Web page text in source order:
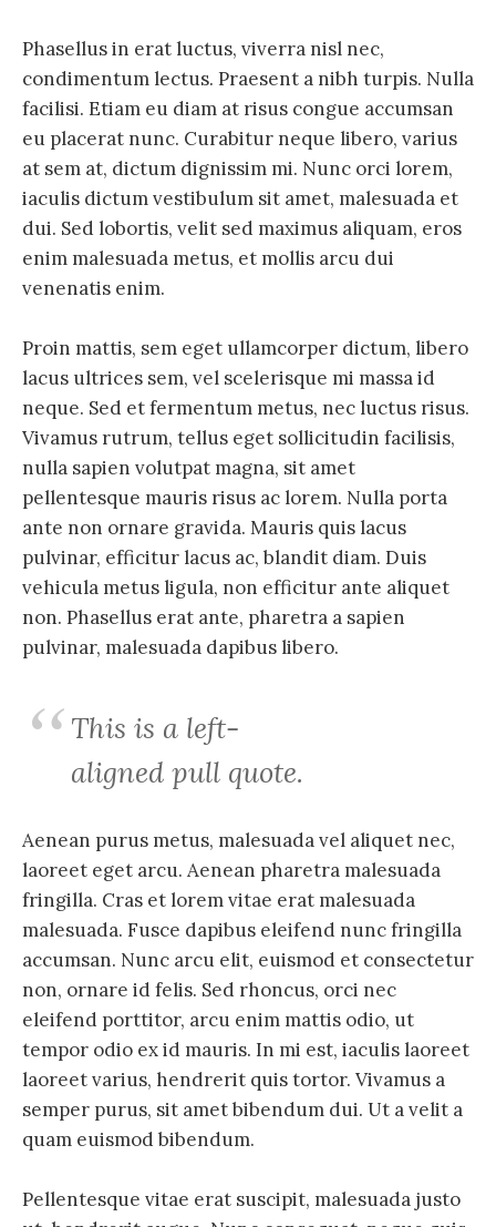
Phasellus in erat luctus, viverra nisl nec,
condimentum lectus. Praesent a nibh turpis. Nulla
facilisi. Etiam eu diam at risus congue accumsan
eu placerat nunc. Curabitur neque libero, varius
at sem at, dictum dignissim mi. Nunc orci lorem,
iaculis dictum vestibulum sit amet, malesuada et
dui. Sed lobortis, velit sed maximus aliquam, eros
enim malesuada metus, et mollis arcu dui
venenatis enim.
Proin mattis, sem eget ullamcorper dictum, libero
lacus ultrices sem, vel scelerisque mi massa id
neque. Sed et fermentum metus, nec luctus risus.
Vivamus rutrum, tellus eget sollicitudin facilisis,
nulla sapien volutpat magna, sit amet
pellentesque mauris risus ac lorem. Nulla porta
ante non ornare gravida. Mauris quis lacus
pulvinar, efficitur lacus ac, blandit diam. Duis
vehicula metus ligula, non efficitur ante aliquet
non. Phasellus erat ante, pharetra a sapien
pulvinar, malesuada dapibus libero.
This is a left-
aligned pull quote.
Aenean purus metus, malesuada vel aliquet nec,
laoreet eget arcu. Aenean pharetra malesuada
fringilla. Cras et lorem vitae erat malesuada
malesuada. Fusce dapibus eleifend nunc fringilla
accumsan. Nunc arcu elit, euismod et consectetur
non, ornare id felis. Sed rhoncus, orci nec
eleifend porttitor, arcu enim mattis odio, ut
tempor odio ex id mauris. In mi est, iaculis laoreet
laoreet varius, hendrerit quis tortor. Vivamus a
semper purus, sit amet bibendum dui. Ut a velit a
quam euismod bibendum.
Pellentesque vitae erat suscipit, malesuada justo